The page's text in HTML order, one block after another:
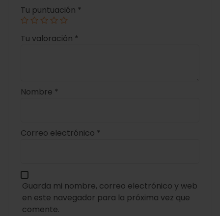
Tu puntuación *
Tu valoración *
Nombre *
Correo electrónico *
Guarda mi nombre, correo electrónico y web
en este navegador para la próxima vez que
comente.